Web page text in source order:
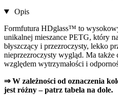
Opis
Formfutura HDglass™ to
unikalnej mieszance PETG, który
błyszczący i przezroczysty, lekko
nieprzezroczysty wygląd. Ma także
względem wytrzymałości i
⇒ W zależności od oznaczenia
jest różny – patrz tabela na dole.